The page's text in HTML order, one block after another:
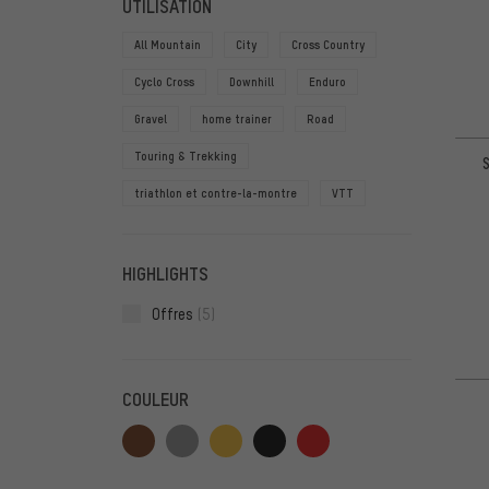
UTILISATION
All Mountain City Cross Country
Cyclo Cross Downhill Enduro
Gravel home trainer Road
Touring & Trekking
triathlon et contre-la-montre VTT
HIGHLIGHTS
Offres (5)
COULEUR